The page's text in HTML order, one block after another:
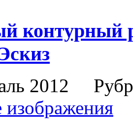
контурный
2012
изображения